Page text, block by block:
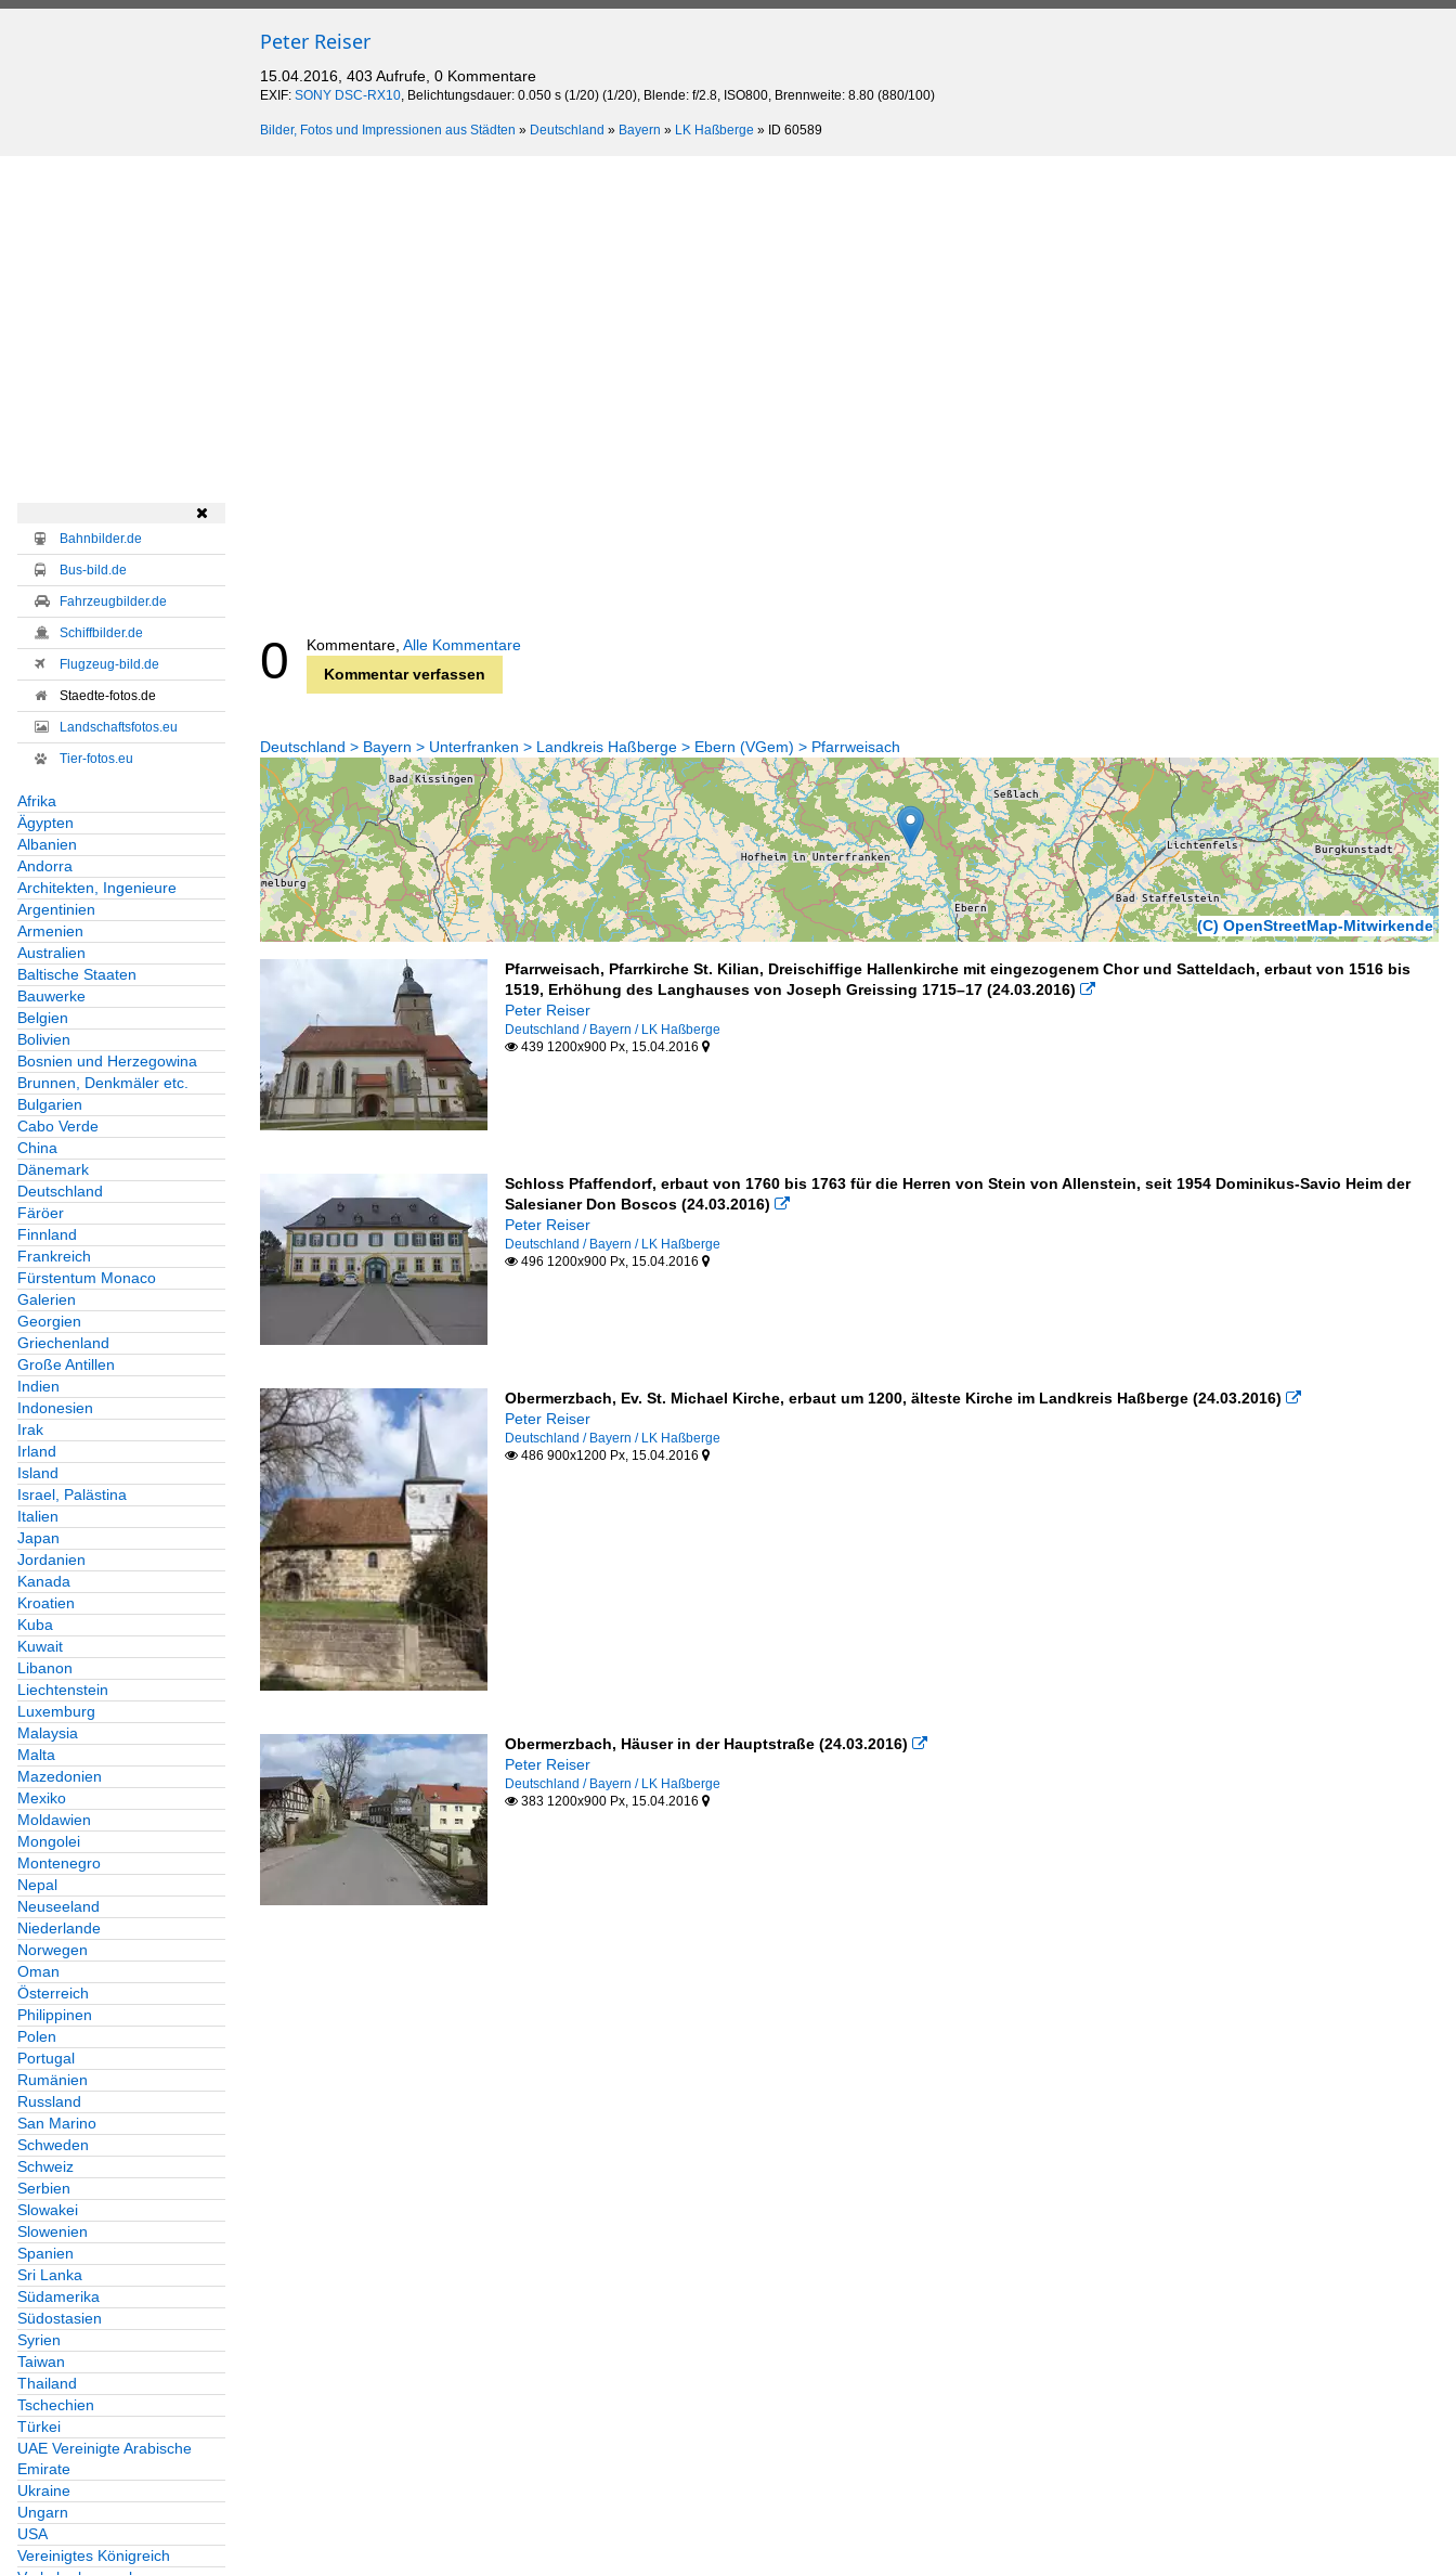
Peter Reiser
15.04.2016, 403 Aufrufe, 0 Kommentare
EXIF: SONY DSC-RX10, Belichtungsdauer: 0.050 s (1/20) (1/20), Blende: f/2.8, ISO800, Brennweite: 8.80 (880/100)
Bilder, Fotos und Impressionen aus Städten » Deutschland » Bayern » LK Haßberge » ID 60589

Bahnbilder.de
Bus-bild.de
Fahrzeugbilder.de
Schiffbilder.de
Flugzeug-bild.de
Staedte-fotos.de
Landschaftsfotos.eu
Tier-fotos.eu
Afrika
Ägypten
Albanien
Andorra
Architekten, Ingenieure
Argentinien
Armenien
Australien
Baltische Staaten
Bauwerke
Belgien
Bolivien
Bosnien und Herzegowina
Brunnen, Denkmäler etc.
Bulgarien
Cabo Verde
China
Dänemark
Deutschland
Färöer
Finnland
Frankreich
Fürstentum Monaco
Galerien
Georgien
Griechenland
Große Antillen
Indien
Indonesien
Irak
Irland
Island
Israel, Palästina
Italien
Japan
Jordanien
Kanada
Kroatien
Kuba
Kuwait
Libanon
Liechtenstein
Luxemburg
Malaysia
Malta
Mazedonien
Mexiko
Moldawien
Mongolei
Montenegro
Nepal
Neuseeland
Niederlande
Norwegen
Oman
Österreich
Philippinen
Polen
Portugal
Rumänien
Russland
San Marino
Schweden
Schweiz
Serbien
Slowakei
Slowenien
Spanien
Sri Lanka
Südamerika
Südostasien
Syrien
Taiwan
Thailand
Tschechien
Türkei
UAE Vereinigte Arabische
Emirate
Ukraine
Ungarn
USA
Vereinigtes Königreich
0 Kommentare, Alle Kommentare
Kommentar verfassen
Deutschland > Bayern > Unterfranken > Landkreis Haßberge > Ebern (VGem) > Pfarrweisach
(C) OpenStreetMap-Mitwirkende
Pfarrweisach, Pfarrkirche St. Kilian, Dreischiffige Hallenkirche mit eingezogenem Chor und Satteldach, erbaut von 1516 bis
1519, Erhöhung des Langhauses von Joseph Greissing 1715–17 (24.03.2016) 
Peter Reiser
Deutschland / Bayern / LK Haßberge
439 1200x900 Px, 15.04.2016 
Schloss Pfaffendorf, erbaut von 1760 bis 1763 für die Herren von Stein von Allenstein, seit 1954 Dominikus-Savio Heim der
Salesianer Don Boscos (24.03.2016) 
Peter Reiser
Deutschland / Bayern / LK Haßberge
496 1200x900 Px, 15.04.2016 
Obermerzbach, Ev. St. Michael Kirche, erbaut um 1200, älteste Kirche im Landkreis Haßberge (24.03.2016) 
Peter Reiser
Deutschland / Bayern / LK Haßberge
486 900x1200 Px, 15.04.2016 
Obermerzbach, Häuser in der Hauptstraße (24.03.2016) 
Peter Reiser
Deutschland / Bayern / LK Haßberge
383 1200x900 Px, 15.04.2016 